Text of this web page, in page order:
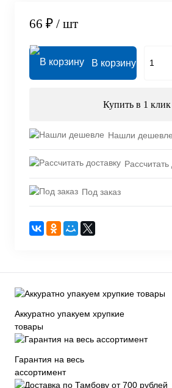
66 ₽ / шт
В корзину
Купить в 1 клик
Нашли дешевле
Рассчитать
Под заказ
Аккуратно упакуем хрупкие
товары
Гарантия на весь
ассортимент